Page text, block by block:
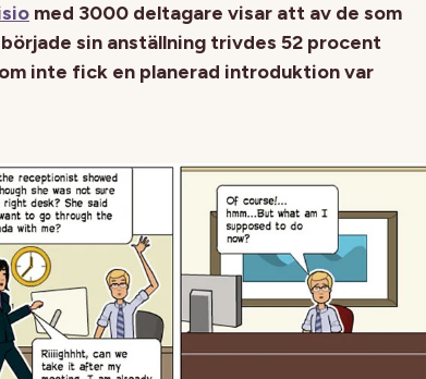
med 3000 deltagare visar att av de som
sin anställning trivdes 52 procent
inte fick en planerad introduktion var